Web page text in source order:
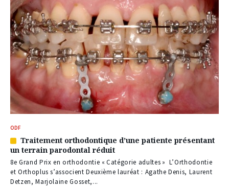
ODF
Article
réservé
à
nos
abonnés
Traitement orthodontique d’une patiente présentant
un terrain parodontal réduit
8e Grand Prix en orthodontie « Catégorie adultes » L’Orthodontie
et Orthoplus s’associent Deuxième lauréat : Agathe Denis, Laurent
Detzen, Marjolaine Gosset,...